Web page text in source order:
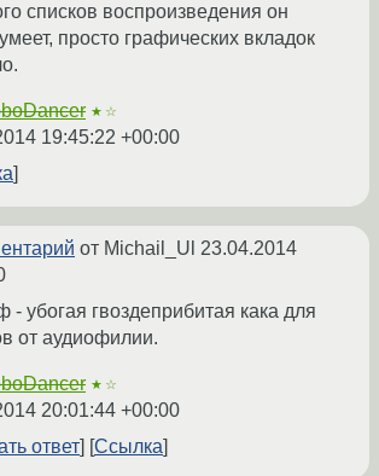
списков воспроизведения он
просто графических вкладок
★☆
19:45:22 +00:00
от Michail_Ul 23.04.2014
- убогая гвоздеприбитая кака для
от аудиофилии.
★☆
20:01:44 +00:00
ответ
Ссылка